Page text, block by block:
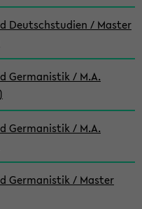
Deutschstudien / Master
Germanistik / M.A.
Germanistik / M.A.
Germanistik / Master